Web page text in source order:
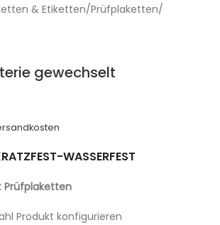
& Etiketten/Prüfplaketten/
gewechselt
WASSERFEST
Prüfplaketten
Produkt konfigurieren